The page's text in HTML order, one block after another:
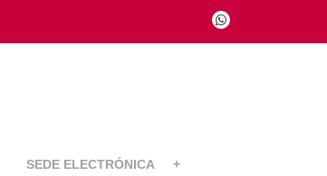
fa-
whatsapp
SEDE ELECTRÓNICA +